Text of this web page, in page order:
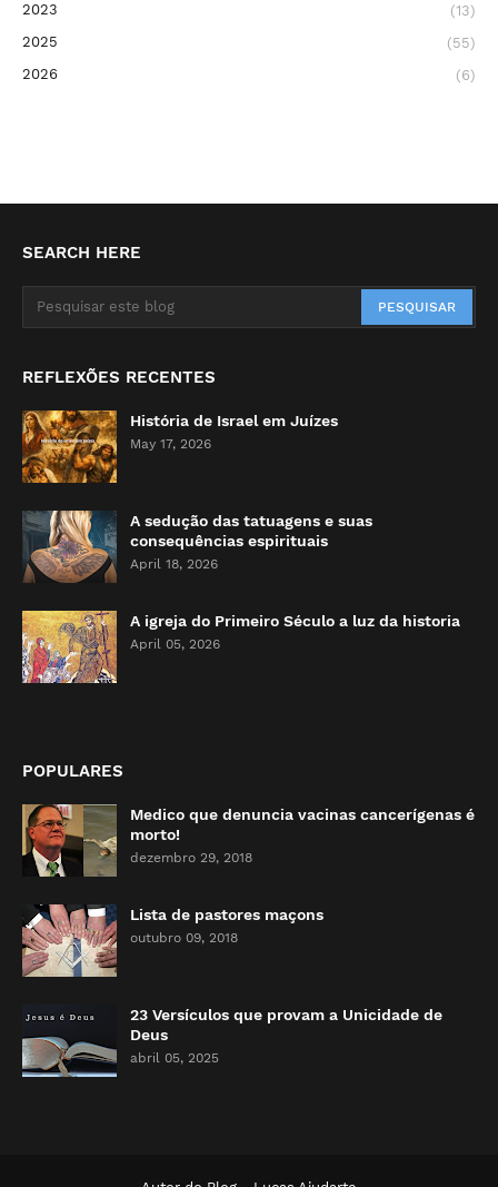
2023
(13)
2025
(55)
2026
(6)
SEARCH HERE
REFLEXÕES RECENTES
História de Israel em Juízes
May 17, 2026
A sedução das tatuagens e suas
consequências espirituais
April 18, 2026
A igreja do Primeiro Século a luz da historia
April 05, 2026
POPULARES
Medico que denuncia vacinas cancerígenas é
morto!
dezembro 29, 2018
Lista de pastores maçons
outubro 09, 2018
23 Versículos que provam a Unicidade de
Deus
abril 05, 2025